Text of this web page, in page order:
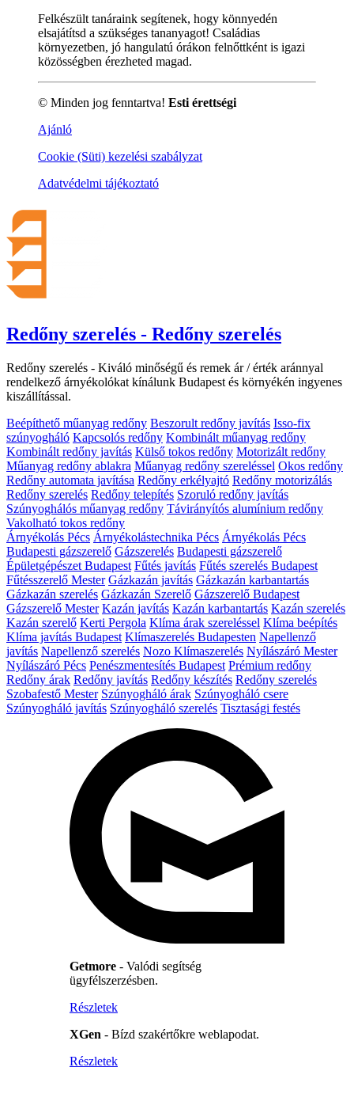
Felkészült tanáraink segítenek, hogy könnyedén
elsajátítsd a szükséges tananyagot! Családias
környezetben, jó hangulatú órákon felnőttként is igazi
közösségben érezheted magad.
© Minden jog fenntartva! Esti érettségi
Ajánló
Cookie (Süti) kezelési szabályzat
Adatvédelmi tájékoztató
Redőny szerelés - Redőny szerelés
Redőny szerelés - Kiváló minőségű és remek ár / érték aránnyal
rendelkező árnyékolókat kínálunk Budapest és környékén ingyenes
kiszállítással.
Beépíthető műanyag redőny Beszorult redőny javítás Isso-fix
szúnyogháló Kapcsolós redőny Kombinált műanyag redőny
Kombinált redőny javítás Külső tokos redőny Motorizált redőny
Műanyag redőny ablakra Műanyag redőny szereléssel Okos redőny
Redőny automata javítása Redőny erkélyajtó Redőny motorizálás
Redőny szerelés Redőny telepítés Szoruló redőny javítás
Szúnyoghálós műanyag redőny Távirányítós alumínium redőny
Vakolható tokos redőny
Árnyékolás Pécs Árnyékolástechnika Pécs Árnyékolás Pécs
Budapesti gázszerelő Gázszerelés Budapesti gázszerelő
Épületgépészet Budapest Fűtés javítás Fűtés szerelés Budapest
Fűtésszerelő Mester Gázkazán javítás Gázkazán karbantartás
Gázkazán szerelés Gázkazán Szerelő Gázszerelő Budapest
Gázszerelő Mester Kazán javítás Kazán karbantartás Kazán szerelés
Kazán szerelő Kerti Pergola Klíma árak szereléssel Klíma beépítés
Klíma javítás Budapest Klímaszerelés Budapesten Napellenző
javítás Napellenző szerelés Nozo Klímaszerelés Nyílászáró Mester
Nyílászáró Pécs Penészmentesítés Budapest Prémium redőny
Redőny árak Redőny javítás Redőny készítés Redőny szerelés
Szobafestő Mester Szúnyogháló árak Szúnyogháló csere
Szúnyogháló javítás Szúnyogháló szerelés Tisztasági festés
Getmore - Valódi segítség
ügyfélszerzésben.
Részletek
XGen - Bízd szakértőkre weblapodat.
Részletek